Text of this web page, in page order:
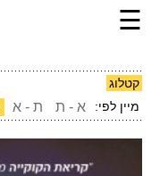
☰
קטלוג
מיין לפי:
א - ת ת - א